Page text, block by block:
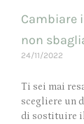
Cambiare
non
24/11/2022
Ti sei mai
scegliere un
di sostituire